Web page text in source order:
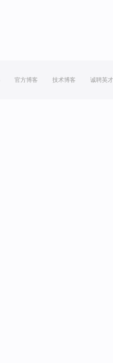
官方博客 技术博客 诚聘英才